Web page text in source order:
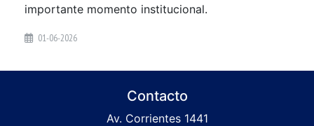
importante momento institucional.
01-06-2026
Contacto
Av. Corrientes 1441